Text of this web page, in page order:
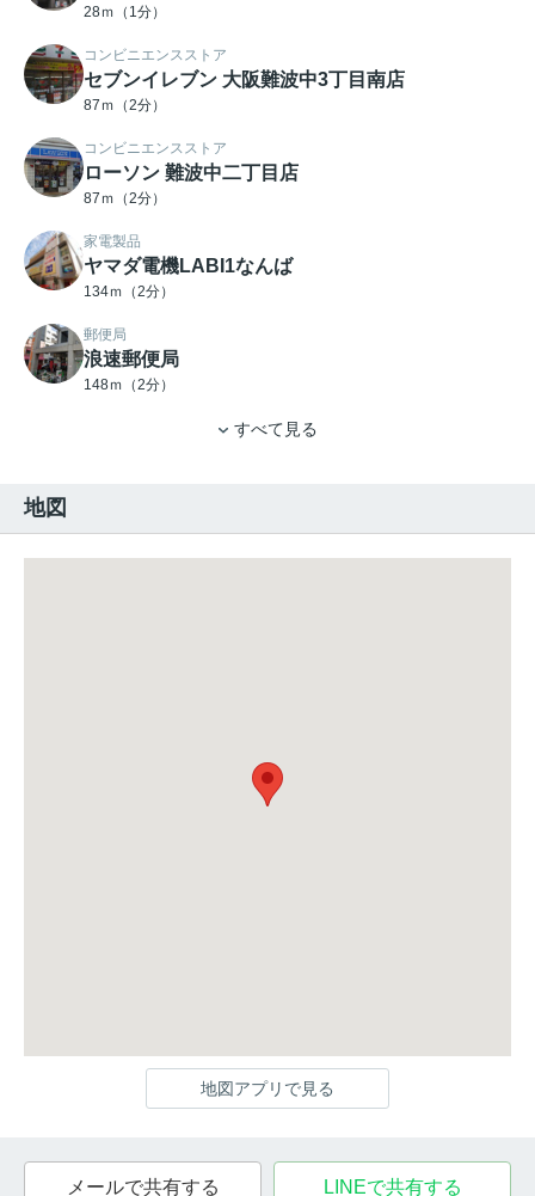
28ｍ（1分）
コンビニエンスストア
セブンイレブン 大阪難波中3丁目南店
87ｍ（2分）
コンビニエンスストア
ローソン 難波中二丁目店
87ｍ（2分）
家電製品
ヤマダ電機LABI1なんば
134ｍ（2分）
郵便局
浪速郵便局
148ｍ（2分）
すべて見る
地図
地図アプリで見る
メールで共有する LINEで共有する